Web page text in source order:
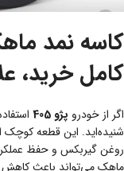
کامل خرید،
اگر از خودرو پژو 405
شنیده‌اید. این قطعه کوچک
روغن گیربکس و حفظ
ماهک می‌تواند باعث